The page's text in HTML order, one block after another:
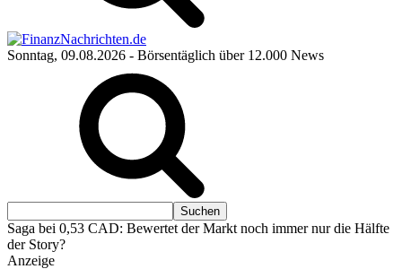
Sonntag, 09.08.2026 - Börsentäglich über 12.000 News
Saga bei 0,53 CAD: Bewertet der Markt noch immer nur die Hälfte
der Story?
Anzeige